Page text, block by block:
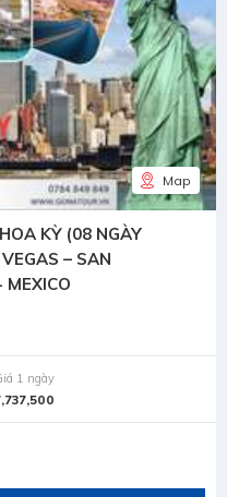
Map
KỲ (08 NGÀY
– SAN
MEXICO
1 ngày